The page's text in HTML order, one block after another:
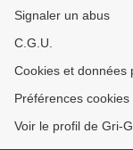
Signaler un abus
C.G.U.
Cookies et données
Préférences cookies
Voir le profil de Gri-